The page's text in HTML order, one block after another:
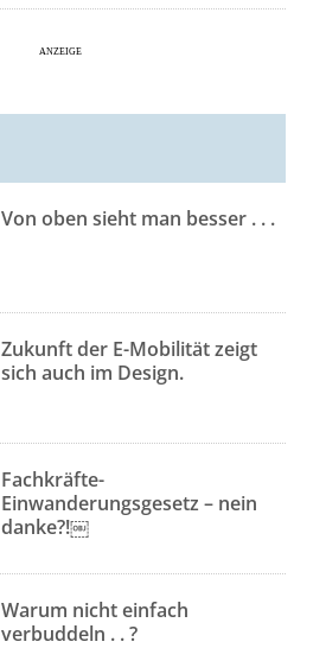
Von oben sieht man besser . . .
Zukunft der E-Mobilität zeigt
sich auch im Design.
Fachkräfte-
Einwanderungsgesetz – nein
danke?!￼
Warum nicht einfach
verbuddeln . . ?